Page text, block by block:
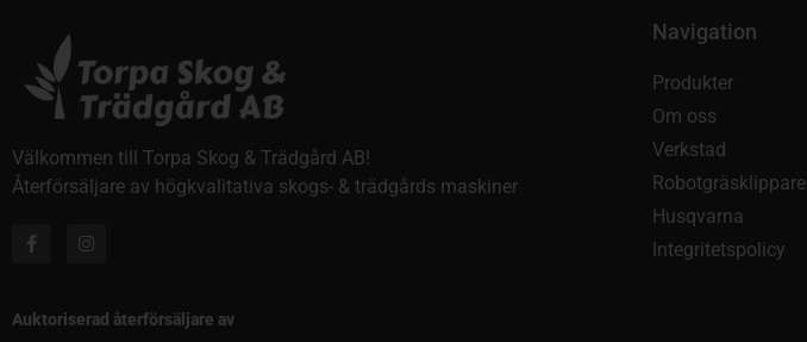
Välkommen till Torpa Skog & Trädgård AB!
Återförsäljare av högkvalitativa skogs- & trädgårds maskiner
Auktoriserad återförsäljare av
Navigation
Produkter
Om oss
Verkstad
Robotgräsklippare
Husqvarna
Integritetspolicy